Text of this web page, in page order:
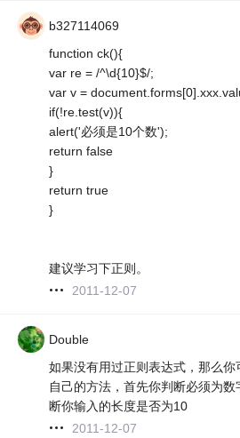
b327114069
function ck(){
var re = /^\d{10}$/;
var v =
if(!re.test(v)){
alert('必须是10个数');
return false
}
return true
}
建议学习下正则。
2011-12-07
Double
如果没有用过正则表达式，那么
自己的方法，首先你判断必须为数
断你输入的长度是否为10
2011-12-07